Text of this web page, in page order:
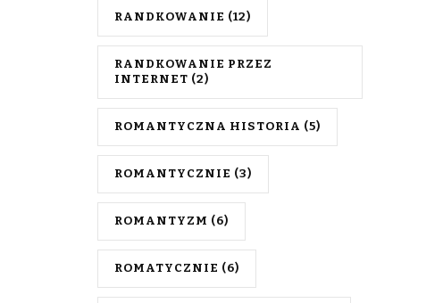
RANDKOWANIE (12)
RANDKOWANIE PRZEZ
INTERNET (2)
ROMANTYCZNA HISTORIA (5)
ROMANTYCZNIE (3)
ROMANTYZM (6)
ROMATYCZNIE (6)